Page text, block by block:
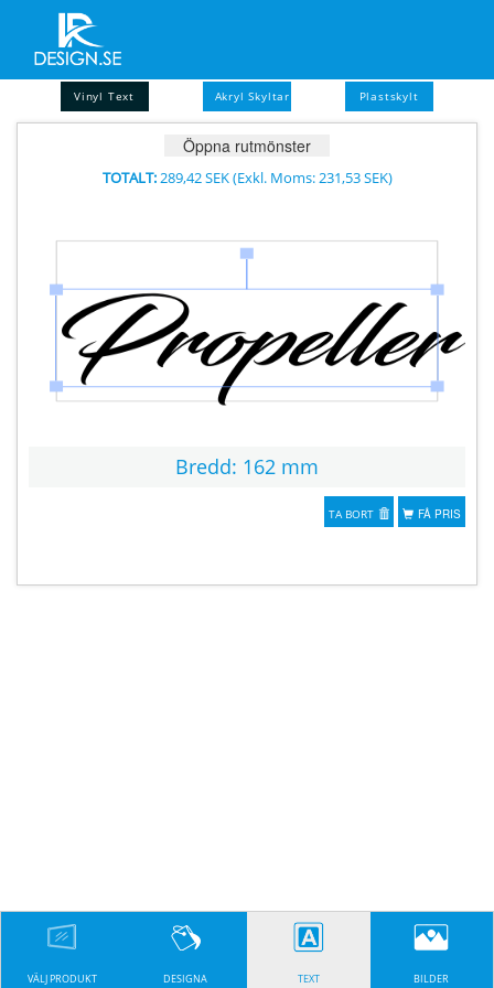
Vinyl Text Akryl Skyltar Plastskylt
TA BORT FÅ PRIS
Öppna rutmönster
TOTALT:289,42 SEK(Exkl. Moms:231,53 SEK)
Bredd: 162 mm
VÄLJ PRODUKT DESIGNA TEXT BILDER